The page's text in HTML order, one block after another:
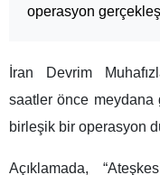
operasyon
İran Devrim
saatler önce meydana
birleşik bir operasyon
Açıklamada,